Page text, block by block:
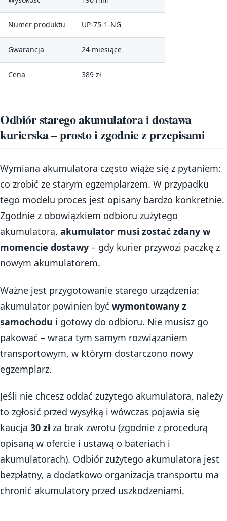
Numer produktu UP-75-1-NG
Gwarancja 24 miesiące
Cena 389 zł
Odbiór starego akumulatora i dostawa
kurierska – prosto i zgodnie z przepisami
Wymiana akumulatora często wiąże się z pytaniem:
co zrobić ze starym egzemplarzem. W przypadku
tego modelu proces jest opisany bardzo konkretnie.
Zgodnie z obowiązkiem odbioru zużytego
akumulatora, akumulator musi zostać zdany w
momencie dostawy – gdy kurier przywozi paczkę z
nowym akumulatorem.
Ważne jest przygotowanie starego urządzenia:
akumulator powinien być wymontowany z
samochodu i gotowy do odbioru. Nie musisz go
pakować – wraca tym samym rozwiązaniem
transportowym, w którym dostarczono nowy
egzemplarz.
Jeśli nie chcesz oddać zużytego akumulatora, należy
to zgłosić przed wysyłką i wówczas pojawia się
kaucja 30 złza brak zwrotu (zgodnie z procedurą
opisaną w ofercie i ustawą o bateriach i
akumulatorach). Odbiór zużytego akumulatora jest
bezpłatny, a dodatkowo organizacja transportu ma
chronić akumulatory przed uszkodzeniami.